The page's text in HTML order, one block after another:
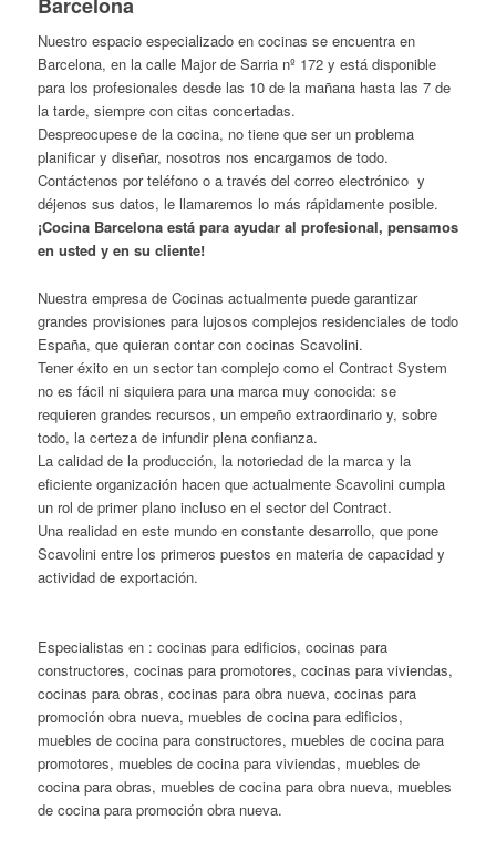
Nuestro espacio especializado en cocinas se encuentra en
Barcelona, en la calle Major de Sarria nº 172 y está disponible
para los profesionales desde las 10 de la mañana hasta las 7 de
la tarde, siempre con citas concertadas.
Despreocupese de la cocina, no tiene que ser un problema
planificar y diseñar, nosotros nos encargamos de todo.
Contáctenos por teléfono o a través del correo electrónico y
déjenos sus datos, le llamaremos lo más rápidamente posible.
¡Cocina Barcelona está para ayudar al profesional, pensamos
en usted y en su cliente!
Nuestra empresa de Cocinas actualmente puede garantizar
grandes provisiones para lujosos complejos residenciales de todo
España, que quieran contar con cocinas Scavolini.
Tener éxito en un sector tan complejo como el Contract System
no es fácil ni siquiera para una marca muy conocida: se
requieren grandes recursos, un empeño extraordinario y, sobre
todo, la certeza de infundir plena confianza.
La calidad de la producción, la notoriedad de la marca y la
eficiente organización hacen que actualmente Scavolini cumpla
un rol de primer plano incluso en el sector del Contract.
Una realidad en este mundo en constante desarrollo, que pone
Scavolini entre los primeros puestos en materia de capacidad y
actividad de exportación.
Especialistas en : cocinas para edificios, cocinas para
constructores, cocinas para promotores, cocinas para viviendas,
cocinas para obras, cocinas para obra nueva, cocinas para
promoción obra nueva, muebles de cocina para edificios,
muebles de cocina para constructores, muebles de cocina para
promotores, muebles de cocina para viviendas, muebles de
cocina para obras, muebles de cocina para obra nueva, muebles
de cocina para promoción obra nueva.